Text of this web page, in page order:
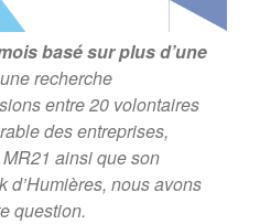
basé sur plus d’une
recherche
entre 20 volontaires
des entreprises,
ainsi que son
d’Humières, nous avons
question.